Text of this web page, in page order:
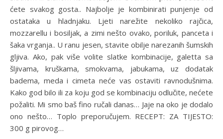
ćete svakog gosta.. Najbolje je kombinirati punjenje od
ostataka u hladnjaku. Ljeti narežite nekoliko rajčica,
mozzarellu i bosiljak, a zimi nešto ovako, poriluk, panceta i
šaka vrganja.. U ranu jesen, stavite obilje narezanih šumskih
gljiva. Ako, pak više volite slatke kombinacije, galetta sa
šljivama, kruškama, smokvama, jabukama, uz dodatak
badema, meda i cimeta neće vas ostaviti ravnodušnima.
Kako god bilo ili za koju god se kombinaciju odlučite, nećete
požaliti. Mi smo baš fino ručali danas… Jaje na oko je dodalo
ono nešto… Toplo preporučujem. RECEPT: ZA TIJESTO:
300 g pirovog…